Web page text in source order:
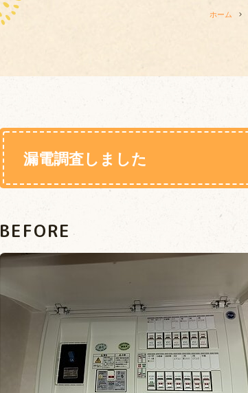
ホーム
漏電調査しました
BEFORE